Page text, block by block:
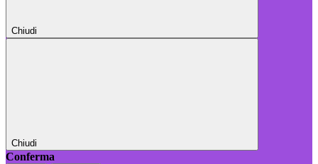
Chiudi
Chiudi
Conferma